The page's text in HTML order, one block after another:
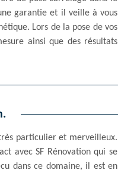
garantie et il veille à vous
Lors de la pose de vos
ainsi que des résultats
particulier et merveilleux.
avec SF Rénovation qui se
dans ce domaine, il est en